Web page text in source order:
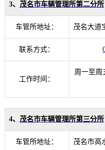
3、 茂名市车辆管理所第二分所
车管所地址： 茂名大道
联系方式：
工作时间：
周一至周
4、 茂名市车辆管理所第三分所
车管所地址： 茂名市高